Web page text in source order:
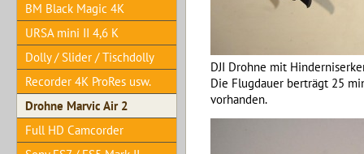
BM Black Magic 4K
URSA mini II 4,6 K
Dolly / Slider / Tischdolly
Recorder 4K ProRes usw.
Drohne Marvic Air 2
Full HD Camcorder
DJI Drohne mit
Die Flugdauer berträgt 25
vorhanden.